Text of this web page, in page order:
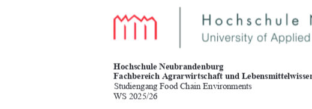
Hochschule Neubrandenburg
Fachbereich Agrarwirtschaft und
Studiengang Food Chain Environments
WS 2025/26